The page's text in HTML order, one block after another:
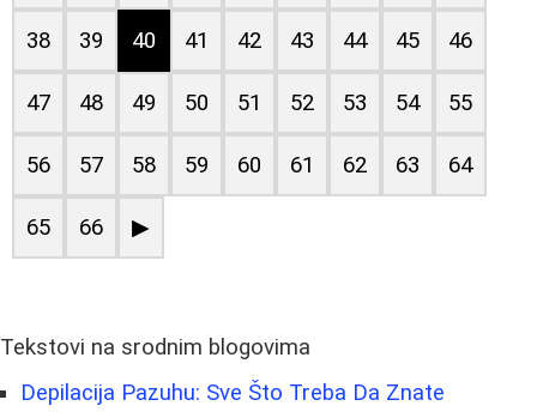
38 39 40 41 42 43 44 45 46
47 48 49 50 51 52 53 54 55
56 57 58 59 60 61 62 63 64
65 66 ▶
Tekstovi na srodnim blogovima
Depilacija Pazuhu: Sve Što Treba Da Znate